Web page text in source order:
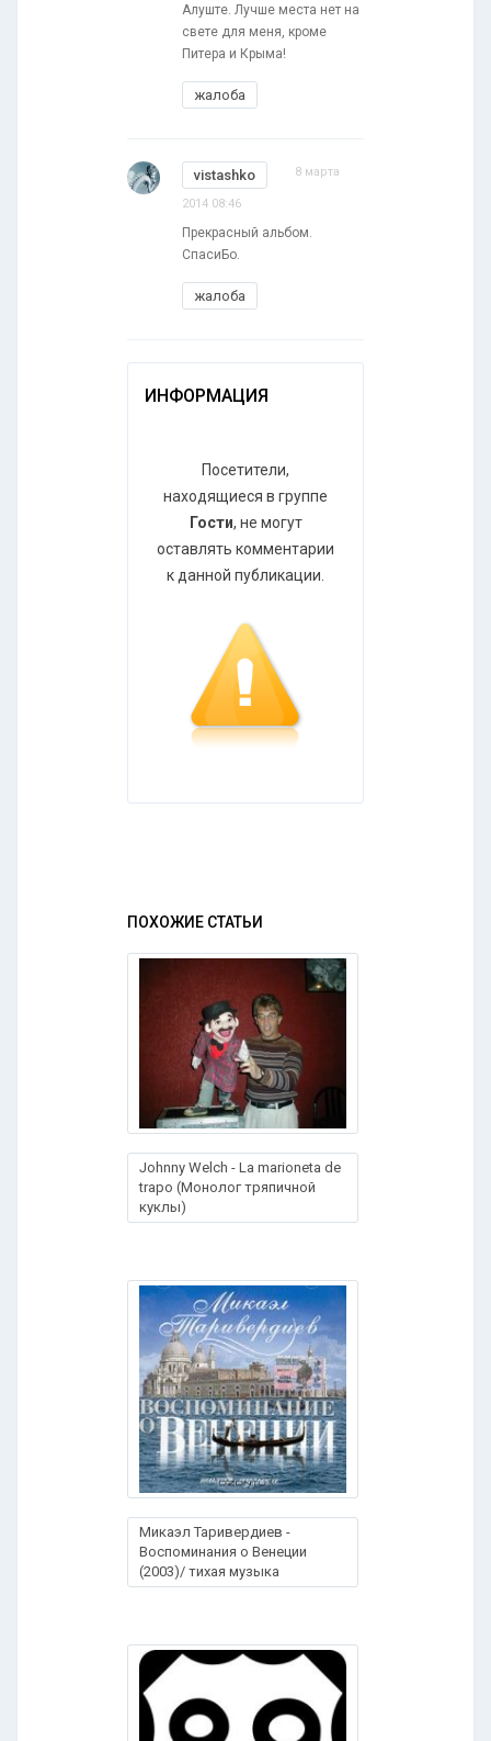
Алуште. Лучше места нет на
свете для меня, кроме
Питера и Крыма!
жалоба
vistashko 8 марта
2014 08:46
Прекрасный альбом.
СпасиБо.
жалоба
ИНФОРМАЦИЯ
Посетители,
находящиеся в группе
Гости, не могут
оставлять комментарии
к данной публикации.
ПОХОЖИЕ СТАТЬИ
Johnny Welch - La marioneta de
trapo (Монолог тряпичной
куклы)
Микаэл Таривердиев -
Воспоминания о Венеции
(2003)/ тихая музыка